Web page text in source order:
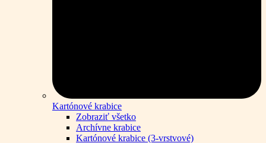
Kartónové krabice
Zobraziť všetko
Archívne krabice
Kartónové krabice (3-vrstvové)